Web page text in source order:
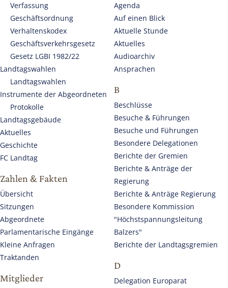
Verfassung
Geschäftsordnung
Verhaltenskodex
Geschäftsverkehrsgesetz
Gesetz LGBI 1982/22
Landtagswahlen
Landtagswahlen
Instrumente der Abgeordneten
Protokolle
Landtagsgebäude
Aktuelles
Geschichte
FC Landtag
Zahlen & Fakten
Übersicht
Sitzungen
Abgeordnete
Parlamentarische Eingänge
Kleine Anfragen
Traktanden
Mitglieder
Agenda
Auf einen Blick
Aktuelle Stunde
Aktuelles
Audioarchiv
Ansprachen
B
Beschlüsse
Besuche & Führungen
Besuche und Führungen
Besondere Delegationen
Berichte der Gremien
Berichte & Anträge der
Regierung
Berichte & Anträge Regierung
Besondere Kommission
"Höchstspannungsleitung
Balzers"
Berichte der Landtagsgremien
D
Delegation Europarat